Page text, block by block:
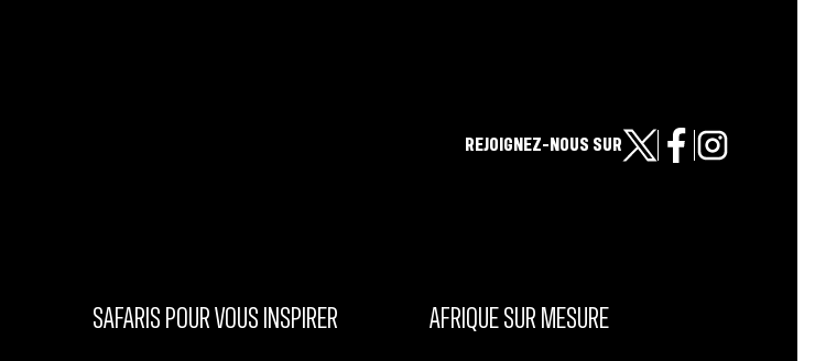
REJOIGNEZ-NOUS SUR
SAFARIS POUR VOUS INSPIRER AFRIQUE SUR MESURE